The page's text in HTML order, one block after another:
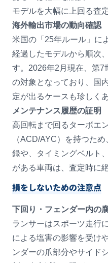
モデルを大幅に上回る査
海外輸出市場の動向確認
米国の「25年ルール」に
経過したモデルから順次
す。2026年2月現在、第7
の対象となっており、国
定が出るケースも珍しく
メンテナンス履歴の証明
高回転まで回るターボエ
（ACD/AYC）を持つた
録や、タイミングベルト
がある車両は、査定時に
損をしないための注意点
下回り・フェンダー内の
ランサーはスポーツ走行
による塩害の影響を受け
ンダーの爪部分やサイド